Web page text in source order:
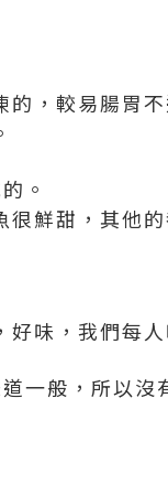
，較易腸胃
。
鮮甜，其他的
味，我們每人
一般，所以沒